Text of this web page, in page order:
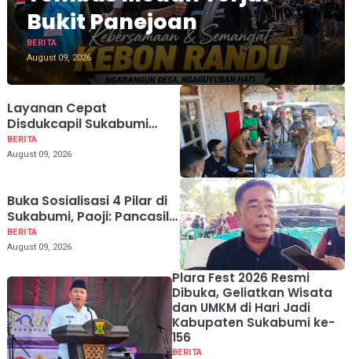
Bukit Panejoan
BERITA
August 09, 2026
Layanan Cepat
Disdukcapil Sukabumi
Cetak Ulang Dokumen
Korban Kebakaran
BERITA
August 09, 2026
Buka Sosialisasi 4 Pilar di
Sukabumi, Paoji: Pancasila
Ditanam di Hati, Bukan
Cuma di Mulut
BERITA
August 09, 2026
Plara Fest 2026 Resmi
Dibuka, Geliatkan Wisata
dan UMKM di Hari Jadi
Kabupaten Sukabumi ke-
156
BERITA